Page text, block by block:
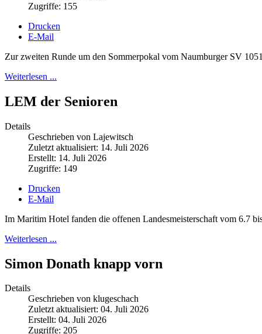
Zugriffe: 155
Drucken
E-Mail
Zur zweiten Runde um den Sommerpokal vom Naumburger SV
Weiterlesen ...
LEM der Senioren
Details
Geschrieben von Lajewitsch
Zuletzt aktualisiert: 14. Juli 2026
Erstellt: 14. Juli 2026
Zugriffe: 149
Drucken
E-Mail
Im Maritim Hotel fanden die offenen Landesmeisterschaft vom 6.7
Weiterlesen ...
Simon Donath knapp vorn
Details
Geschrieben von klugeschach
Zuletzt aktualisiert: 04. Juli 2026
Erstellt: 04. Juli 2026
Zugriffe: 205